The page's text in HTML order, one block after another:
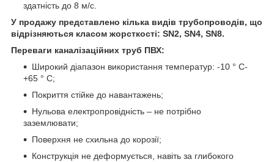
здатність до 8 м/с.
У продажу представлено кілька видів трубопроводів, що
відрізняються класом жорсткості: SN2, SN4, SN8.
Переваги каналізаційних труб ПВХ:
Широкий діапазон використання температур: -10 ° С-
+65 ° С;
Покриття стійке до навантажень;
Нульова електропровідність – не потрібно
заземлювати;
Поверхня не схильна до корозії;
Конструкція не деформується, навіть за глибокого